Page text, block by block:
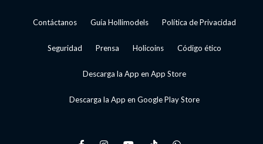
Contáctanos Guía Hollimodels Política de Privacidad
Seguridad Prensa Holicoins Código ético
Descarga la App en App Store
Descarga la App en Google Play Store